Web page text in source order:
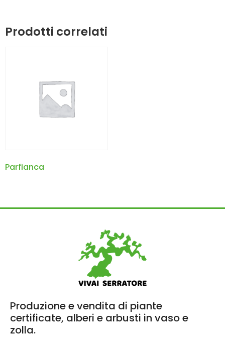
Prodotti correlati
Parfianca
Produzione e vendita di piante
certificate, alberi e arbusti in vaso e
zolla.